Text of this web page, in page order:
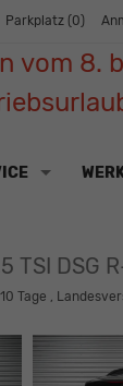
Parkplatz (0)
vom 8.
TSI DSG
10 Tage ,